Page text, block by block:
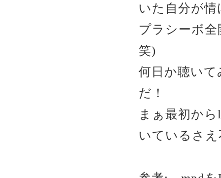
いた自分が
プラシーボ
笑)
何日か聴い
だ！
まぁ最初か
いているさ